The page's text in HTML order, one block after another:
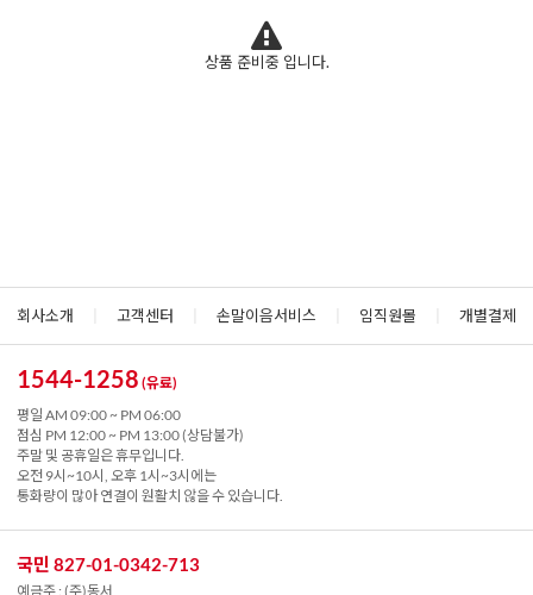
상품 준비중 입니다.
회사소개 고객센터 손말이음서비스 임직원몰 개별결제
1544-1258 (유료)
평일 AM 09:00 ~ PM 06:00
점심 PM 12:00 ~ PM 13:00 (상담불가)
주말 및 공휴일은 휴무입니다.
오전 9시~10시, 오후 1시~3시에는
통화량이 많아 연결이 원활치 않을 수 있습니다.
국민 827-01-0342-713
예금주 : (주)동서